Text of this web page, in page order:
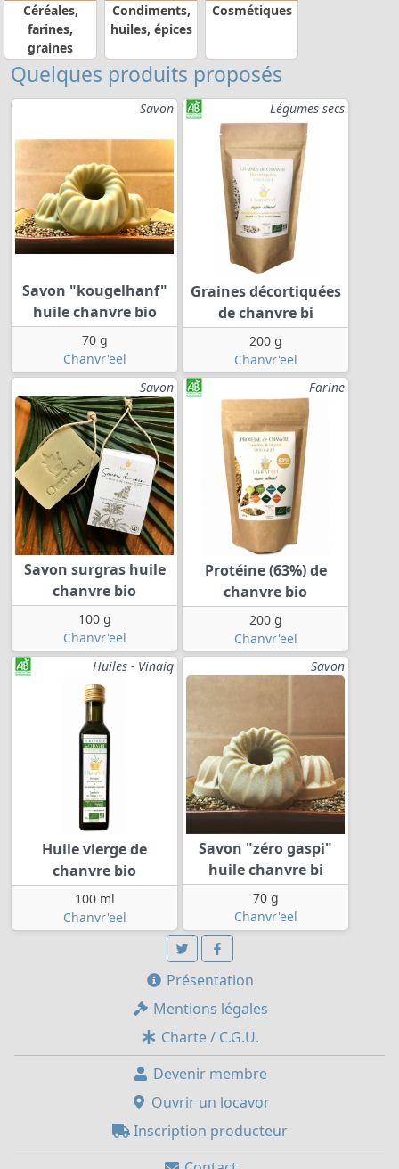
Céréales,
farines,
graines
Condiments,
huiles, épices
Cosmétiques
Quelques produits proposés
Savon
Savon "kougelhanf"
huile chanvre bio
70 g
Chanvr'eel
Légumes secs
Graines décortiquées
de chanvre bi
200 g
Chanvr'eel
Savon
Savon surgras huile
chanvre bio
100 g
Chanvr'eel
Farine
Protéine (63%) de
chanvre bio
200 g
Chanvr'eel
Huiles - Vinaig
Huile vierge de
chanvre bio
100 ml
Chanvr'eel
Savon
Savon "zéro gaspi"
huile chanvre bi
70 g
Chanvr'eel
Présentation
Mentions légales
Charte / C.G.U.
Devenir membre
Ouvrir un locavor
Inscription producteur